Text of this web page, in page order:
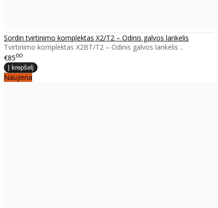
Sordin tvirtinimo komplektas X2/T2 – Odinis galvos lankelis
Tvirtinimo komplektas X2BT/T2 – Odinis galvos lankelis ..
€8500
Naujiena